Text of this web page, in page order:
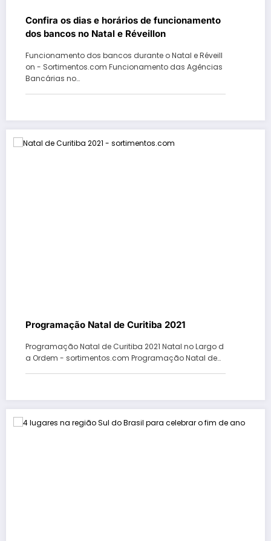
Confira os dias e horários de funcionamento
dos bancos no Natal e Réveillon
Funcionamento dos bancos durante o Natal e Réveill
on - Sortimentos.com Funcionamento das Agências
Bancárias no…
Programação Natal de Curitiba 2021
Programação Natal de Curitiba 2021 Natal no Largo d
a Ordem - sortimentos.com Programação Natal de…